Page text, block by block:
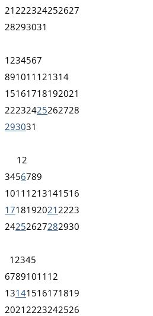
21 222324252627
28293031
1 234567
891011 121314
15161718192021
22232425262728
293031
1 2
3456789
1011 1213141516
1718192021 2223
24252627282930
1 2345
67891011 12
13141516171819
2021 2223242526